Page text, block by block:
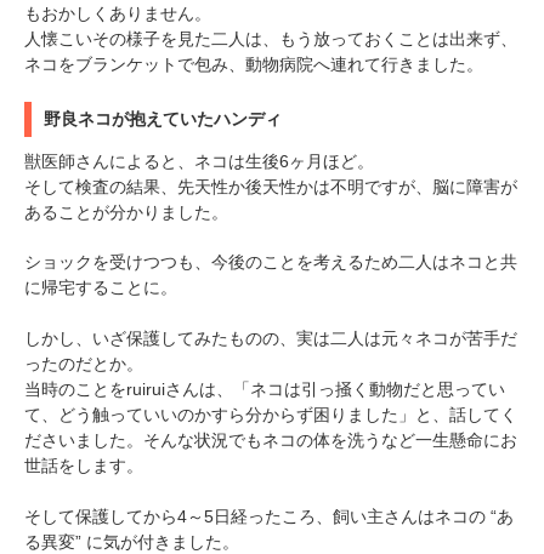
もおかしくありません。
人懐こいその様子を見た二人は、もう放っておくことは出来ず、
ネコをブランケットで包み、動物病院へ連れて行きました。
野良ネコが抱えていたハンディ
獣医師さんによると、ネコは生後6ヶ月ほど。
そして検査の結果、先天性か後天性かは不明ですが、脳に障害が
あることが分かりました。
ショックを受けつつも、今後のことを考えるため二人はネコと共
に帰宅することに。
しかし、いざ保護してみたものの、実は二人は元々ネコが苦手だ
ったのだとか。
当時のことをruiruiさんは、「ネコは引っ掻く動物だと思ってい
て、どう触っていいのかすら分からず困りました」と、話してく
ださいました。そんな状況でもネコの体を洗うなど一生懸命にお
世話をします。
そして保護してから4～5日経ったころ、飼い主さんはネコの “あ
る異変” に気が付きました。